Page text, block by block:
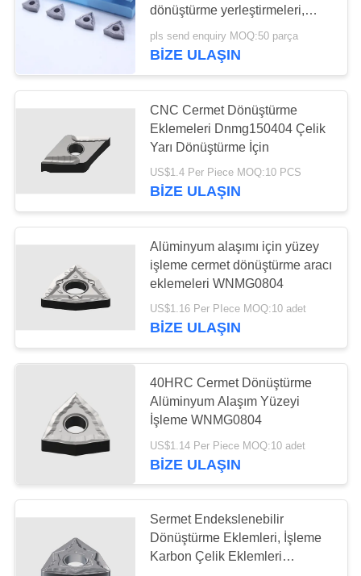
U matkap ekler
Katı Kesici Aletler
55
Elmas Taşlama
Taşları
dönüştürme yerleştirmeleri,
Cermet dönüştürme
yerleştirmesi
pls send enquiry MOQ:50 parça
BIZE ULAŞIN
CNC Cermet Dönüştürme
Eklemeleri Dnmg150404 Çelik
Yarı Dönüştürme İçin
US$1.4 Per Piece MOQ:10 PCS
BIZE ULAŞIN
Alüminyum alaşımı için yüzey
işleme cermet dönüştürme aracı
eklemeleri WNMG0804
US$1.16 Per PIece MOQ:10 adet
BIZE ULAŞIN
40HRC Cermet Dönüştürme
Alüminyum Alaşım Yüzeyi
İşleme WNMG0804
US$1.14 Per Piece MOQ:10 adet
BIZE ULAŞIN
Sermet Endekslenebilir
Dönüştürme Eklemleri, İşleme
Karbon Çelik Eklemleri